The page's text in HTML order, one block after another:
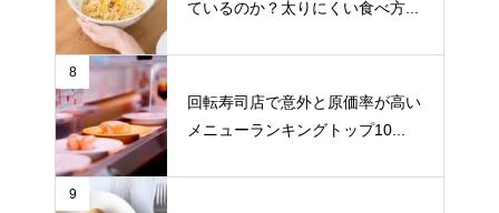
ているのか？太りにくい食べ方...
8
回転寿司店で意外と原価率が高い
メニューランキングトップ10...
9